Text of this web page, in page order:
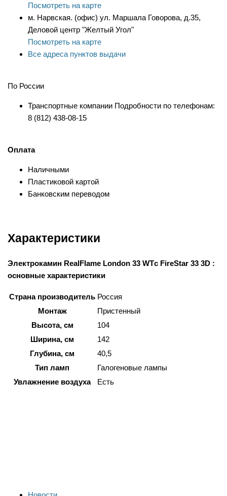
Посмотреть на карте
м. Нарвская. (офис) ул. Маршала Говорова, д.35,
Деловой центр "Желтый Угол"
Посмотреть на карте
Все адреса пунктов выдачи
По России
Транспортные компании Подробности по телефонам:
8 (812) 438-08-15
Оплата
Наличными
Пластиковой картой
Банковским переводом
Характеристики
Электрокамин RealFlame London 33 WTс FireStar 33 3D :
основные характеристики
Страна производитель Россия
Монтаж
Пристенный
Высота, см
104
Ширина, см
142
Глубина, см
40,5
Тип ламп
Галогеновые лампы
Увлажнение воздуха
Есть